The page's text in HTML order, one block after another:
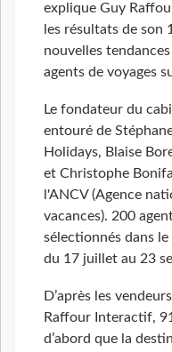
explique Guy
les résultats de son
nouvelles
agents de voyages
Le fondateur du
entouré de
Holidays, Blaise
et Christophe
l'ANCV (Agence
vacances). 200
sélectionnés dans
du 17 juillet au 23
D’après les
Raffour Interactif,
d’abord que la